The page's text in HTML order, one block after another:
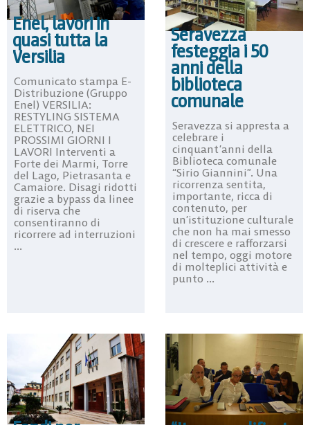
Enel, lavori in
quasi tutta la
Versilia
Comunicato stampa E-
Distribuzione (Gruppo
Enel) VERSILIA:
RESTYLING SISTEMA
ELETTRICO, NEI
PROSSIMI GIORNI I
LAVORI Interventi a
Forte dei Marmi, Torre
del Lago, Pietrasanta e
Camaiore. Disagi ridotti
grazie a bypass da linee
di riserva che
consentiranno di
ricorrere ad interruzioni
...
Seravezza
festeggia i 50
anni della
biblioteca
comunale
Seravezza si appresta a
celebrare i
cinquant’anni della
Biblioteca comunale
“Sirio Giannini”. Una
ricorrenza sentita,
importante, ricca di
contenuto, per
un’istituzione culturale
che non ha mai smesso
di crescere e rafforzarsi
nel tempo, oggi motore
di molteplici attività e
punto ...